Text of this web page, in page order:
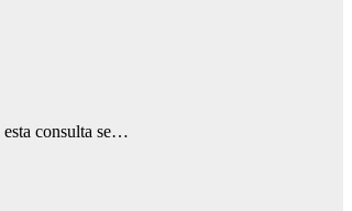
esta consulta se…